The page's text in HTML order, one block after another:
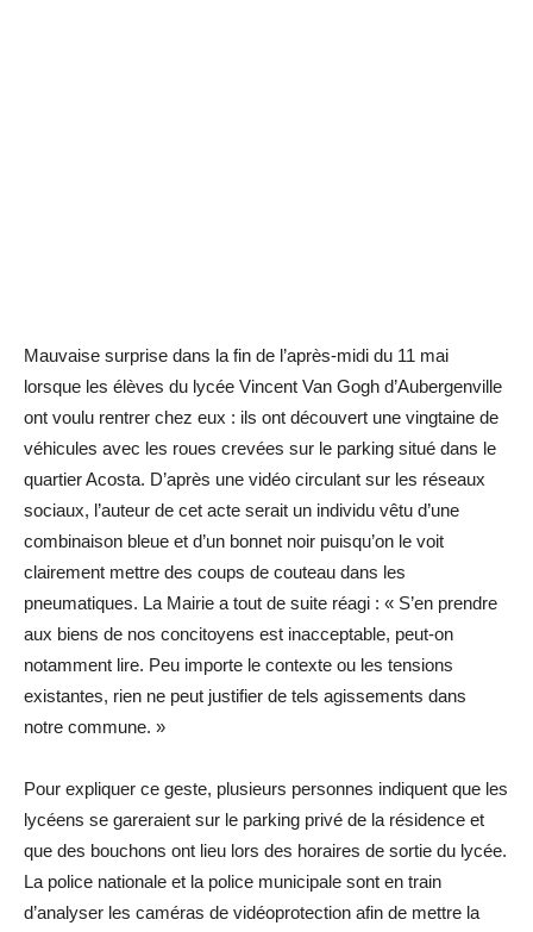
Mauvaise surprise dans la fin de l’après-midi du 11 mai
lorsque les élèves du lycée Vincent Van Gogh d’Aubergenville
ont voulu rentrer chez eux : ils ont découvert une vingtaine de
véhicules avec les roues crevées sur le parking situé dans le
quartier Acosta. D’après une vidéo circulant sur les réseaux
sociaux, l’auteur de cet acte serait un individu vêtu d’une
combinaison bleue et d’un bonnet noir puisqu’on le voit
clairement mettre des coups de couteau dans les
pneumatiques. La Mairie a tout de suite réagi : « S’en prendre
aux biens de nos concitoyens est inacceptable, peut-on
notamment lire. Peu importe le contexte ou les tensions
existantes, rien ne peut justifier de tels agissements dans
notre commune. »
Pour expliquer ce geste, plusieurs personnes indiquent que les
lycéens se gareraient sur le parking privé de la résidence et
que des bouchons ont lieu lors des horaires de sortie du lycée.
La police nationale et la police municipale sont en train
d’analyser les caméras de vidéoprotection afin de mettre la